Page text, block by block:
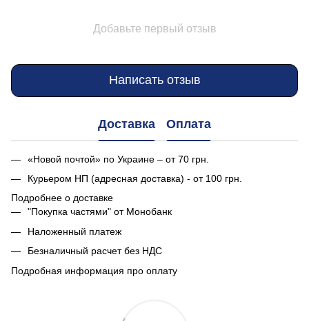
Добавьте первый отзыв
Написать отзыв
Доставка Оплата
«Новой почтой» по Украине – от 70 грн.
Курьером НП (адресная доставка) - от 100 грн.
Подробнее о доставке
"Покупка частями" от Монобанк
Наложенный платеж
Безналичный расчет без НДС
Подробная информация про оплату